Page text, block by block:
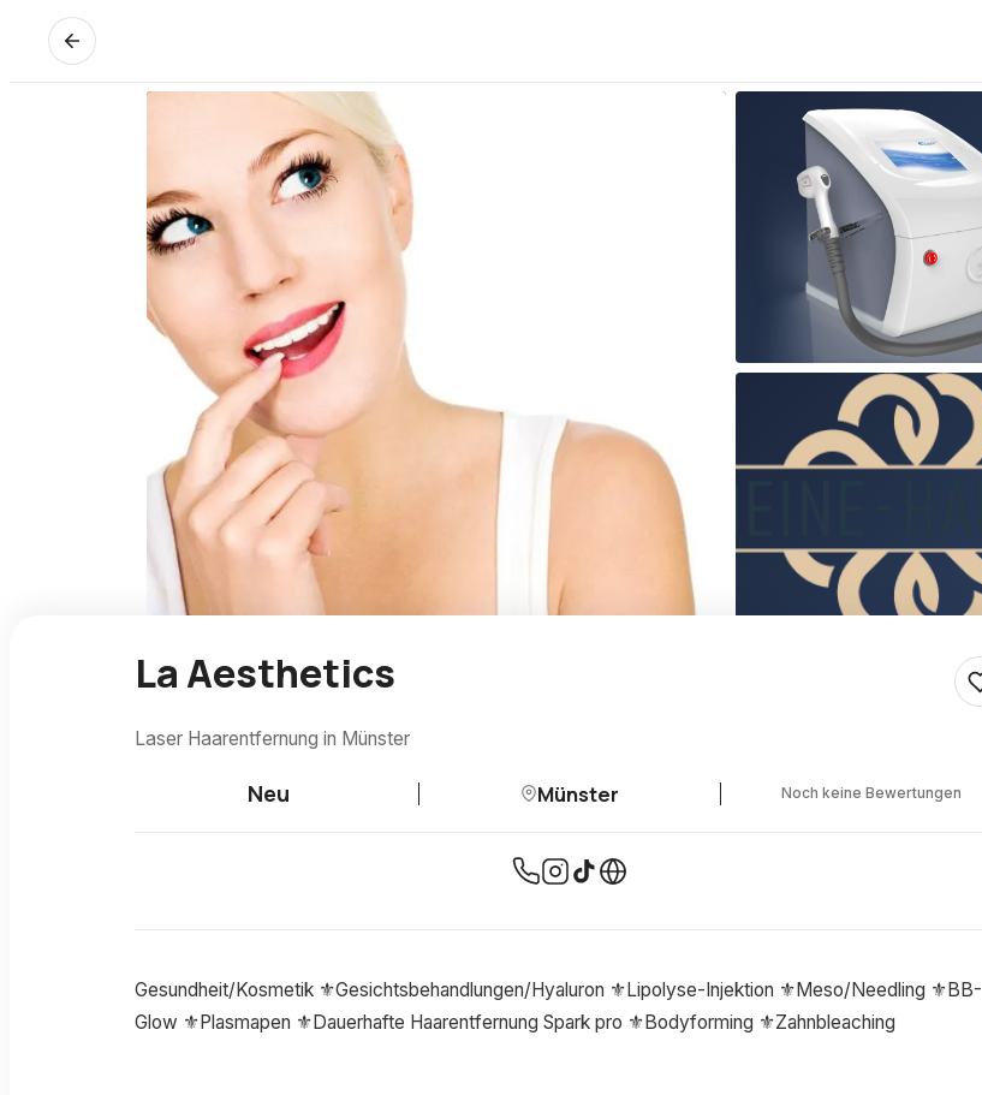
La Aesthetics
Laser Haarentfernung in Münster
Neu Münster Noch keine Bewertungen
Gesundheit/Kosmetik ⚜️Gesichtsbehandlungen/Hyaluron ⚜️Lipolyse-Injektion ⚜️Meso/Needling ⚜️BB-
Glow ⚜️Plasmapen ⚜️Dauerhafte Haarentfernung Spark pro ⚜️Bodyforming ⚜️Zahnbleaching